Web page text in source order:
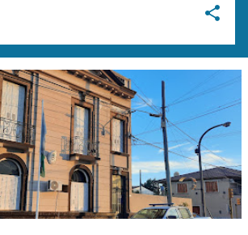
interfaz más ágil, moderna e
para optimizar la navegación desde
facilitar el acceso a las noticias
la interacción de los lectores con